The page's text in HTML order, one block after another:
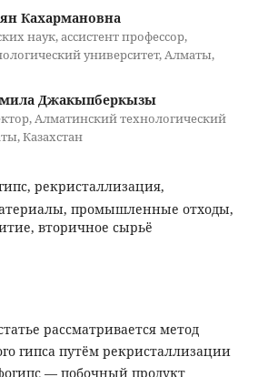
Кахармановна
наук, ассистент профессор,
университет, Алматы,
Джакыпберкызы
Алматинский технологический
Казахстан
рекристаллизация,
промышленные отходы,
вторичное сырьё
рассматривается метод
гипса путём рекристаллизации
— побочный продукт